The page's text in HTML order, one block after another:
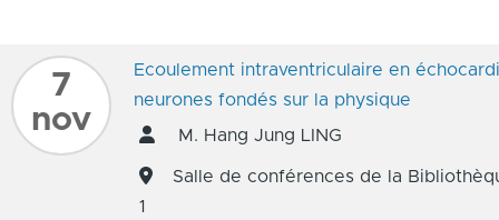
7
nov
Ecoulement intraventriculaire en
neurones fondés sur la physique
M. Hang Jung LING
Salle de conférences de la
1